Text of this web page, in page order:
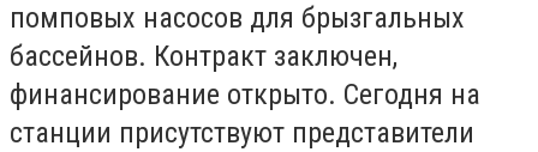
помповых насосов для брызгальных
бассейнов. Контракт заключен,
финансирование открыто. Сегодня на
станции присутствуют представители